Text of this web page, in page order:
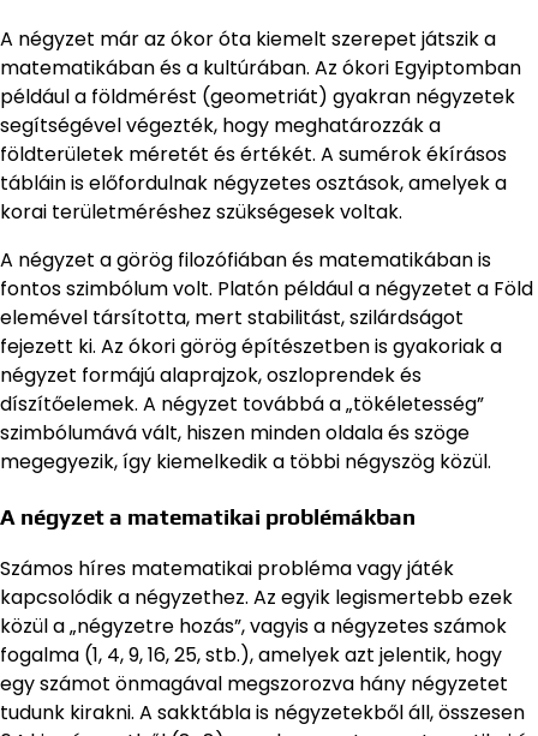
A négyzet már az ókor óta kiemelt szerepet játszik a
matematikában és a kultúrában. Az ókori Egyiptomban
például a földmérést (geometriát) gyakran négyzetek
segítségével végezték, hogy meghatározzák a
földterületek méretét és értékét. A sumérok ékírásos
tábláin is előfordulnak négyzetes osztások, amelyek a
korai területméréshez szükségesek voltak.
A négyzet a görög filozófiában és matematikában is
fontos szimbólum volt. Platón például a négyzetet a Föld
elemével társította, mert stabilitást, szilárdságot
fejezett ki. Az ókori görög építészetben is gyakoriak a
négyzet formájú alaprajzok, oszloprendek és
díszítőelemek. A négyzet továbbá a „tökéletesség”
szimbólumává vált, hiszen minden oldala és szöge
megegyezik, így kiemelkedik a többi négyszög közül.
A négyzet a matematikai problémákban
Számos híres matematikai probléma vagy játék
kapcsolódik a négyzethez. Az egyik legismertebb ezek
közül a „négyzetre hozás”, vagyis a négyzetes számok
fogalma (1, 4, 9, 16, 25, stb.), amelyek azt jelentik, hogy
egy számot önmagával megszorozva hány négyzetet
tudunk kirakni. A sakktábla is négyzetekből áll, összesen